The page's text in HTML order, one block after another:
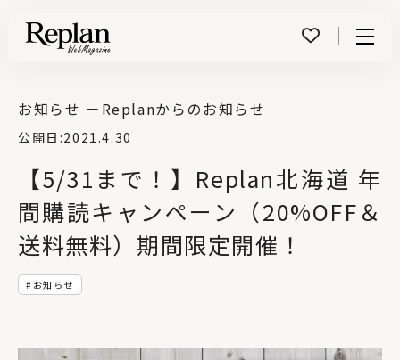
【5/31まで！】Replan北海道 年
間購読キャンペーン（20%OFF＆
送料無料）期間限定開催！
お知らせ － Replanからのお知らせ
公開日:2021.4.30
お知らせ